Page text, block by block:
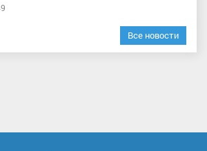
Все новости